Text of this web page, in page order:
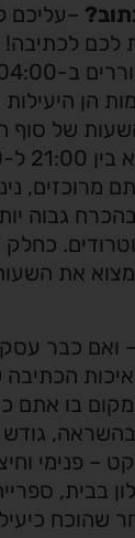
–עליכם
לכתיבה!
היעילות
של סוף
גבוה יותר
כחלק
את השעות
כבר עסקנו
הכתיבה
בו אתם
גודש
פנימי
ספרייה
כיעיל